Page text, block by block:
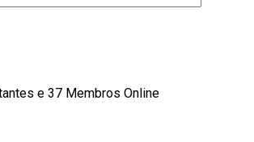
e 37 Membros Online